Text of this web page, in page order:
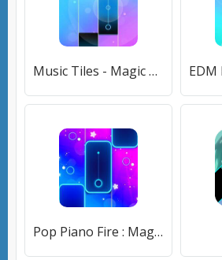
Music Tiles - Magic Tiles [Бесплатные покупки]
Pop Piano Fire : Magic Tiles 2 [Много монет]